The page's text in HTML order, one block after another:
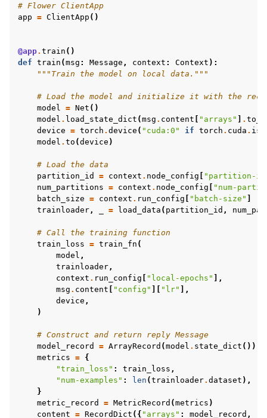
# Flower ClientApp
app = ClientApp ()
@app. train ()
def train (msg : Message , context : Context ):
"""Train the model on local data."""
# Load the model and initialize it with the
model
= Net ()
model . load_state_dict (msg . content [ "arrays" ] .
device = torch . device ( "cuda:0" if torch . cuda .
model . to (device )
# Load the data
partition_id
= context . node_config [ "partition-
num_partitions = context . node_config [ "num-
batch_size = context . run_config [ "batch-size" ]
trainloader , = load_data ( partition_id ,
# Call the training function
train_loss = train_fn (
model ,
trainloader ,
context . run_config [ "local-epochs" ],
msg . content [ "config" ][ "lr" ],
device ,
)
# Construct and return reply Message
model_record
= ArrayRecord (model . state_dict ())
metrics = {
"train_loss" : train_loss ,
"num-examples" : len (trainloader. dataset ),
}
metric_record
= MetricRecord (metrics )
content = RecordDict ({ "arrays" : model_record ,